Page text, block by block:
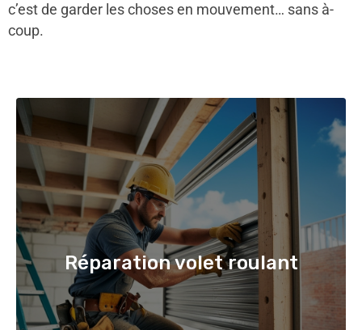
c’est de garder les choses en mouvement… sans à-
coup.
Réparation volet roulant